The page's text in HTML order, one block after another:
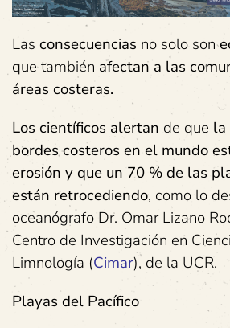
Las consecuencias no solo son
que también afectan a las
áreas costeras.
Los científicos alertan de que la
bordes costeros en el mundo
erosión y que un 70 % de las
están retrocediendo, como lo
oceanógrafo Dr. Omar Lizano
Centro de Investigación en
Limnología (Cimar), de la UCR.
Playas del Pacífico